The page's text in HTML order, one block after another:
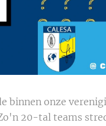
binnen onze
20-tal teams